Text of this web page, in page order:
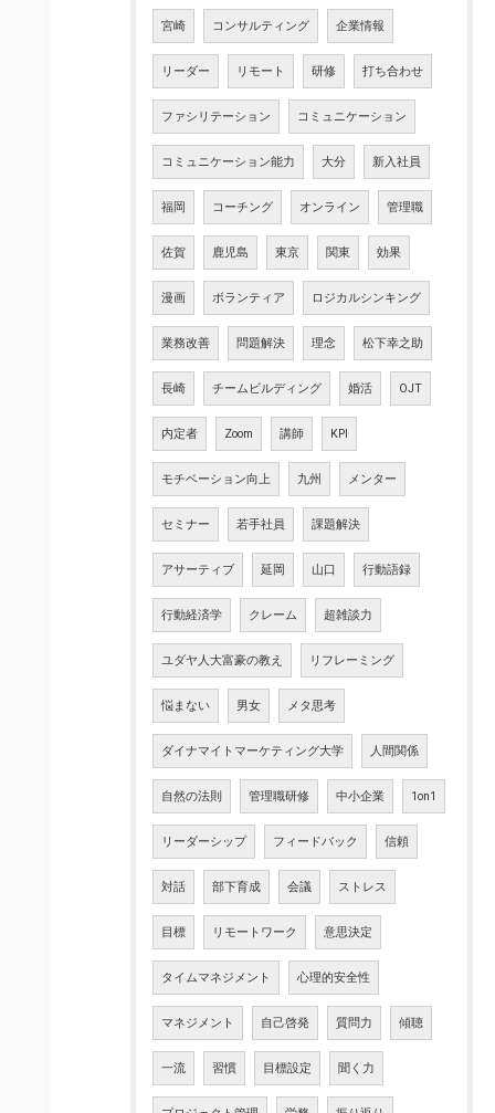
宮崎 コンサルティング 企業情報
リーダー リモート 研修 打ち合わせ
ファシリテーション コミュニケーション
コミュニケーション能力 大分 新入社員
福岡 コーチング オンライン 管理職
佐賀 鹿児島 東京 関東 効果
漫画 ボランティア ロジカルシンキング
業務改善 問題解決 理念 松下幸之助
長崎 チームビルディング 婚活 OJT
内定者 Zoom 講師 KPI
モチベーション向上 九州 メンター
セミナー 若手社員 課題解決
アサーティブ 延岡 山口 行動語録
行動経済学 クレーム 超雑談力
ユダヤ人大富豪の教え リフレーミング
悩まない 男女 メタ思考
ダイナマイトマーケティング大学 人間関係
自然の法則 管理職研修 中小企業 1on1
リーダーシップ フィードバック 信頼
対話 部下育成 会議 ストレス
目標 リモートワーク 意思決定
タイムマネジメント 心理的安全性
マネジメント 自己啓発 質問力 傾聴
一流 習慣 目標設定 聞く力